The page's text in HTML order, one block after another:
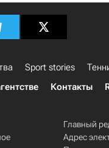
Sport stories
Контакты
Главный
Адрес